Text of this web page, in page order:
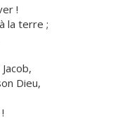
!
la terre ;
Dieu,